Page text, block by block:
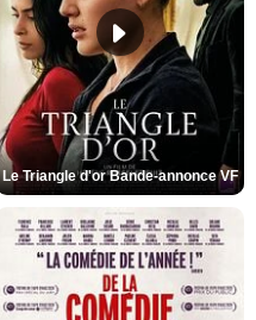
Le Triangle d'or Bande-annonce VF